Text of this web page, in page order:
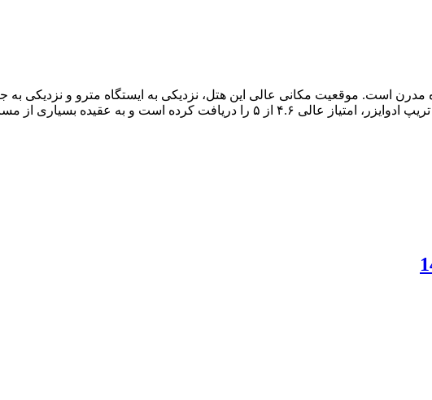
پالاس، در سنت‌پترزبورگ روسیه، یک هتل ۴ ستاره مدرن است. موقعیت مکانی عالی این هتل، نزدیکی به